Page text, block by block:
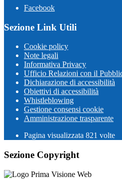
Facebook
Sezione Link Utili
Cookie policy
Note legali
Informativa Privacy
Ufficio Relazioni con il
Dichiarazione di accessibilità
Obiettivi di accessibilità
Whistleblowing
Gestione consensi cookie
Amministrazione trasparente
Pagina visualizzata 821 volte
Sezione Copyright